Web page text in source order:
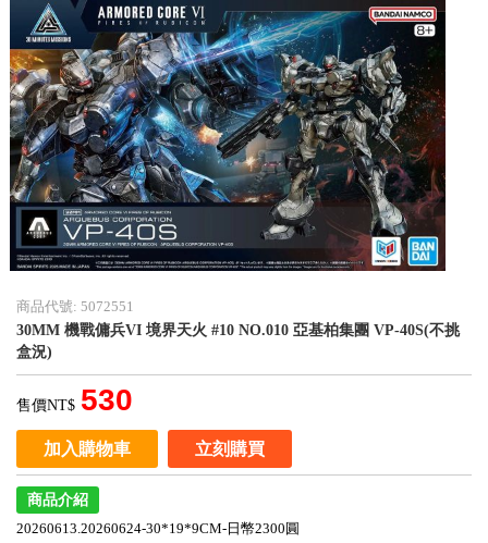
商品代號: 5072551
30MM 機戰傭兵VI 境界天火 #10 NO.010 亞基柏集團 VP-40S(不挑
盒況)
售價NT$ 530
加入購物車 立刻購買
商品介紹
20260613.20260624-30*19*9CM-日幣2300圓